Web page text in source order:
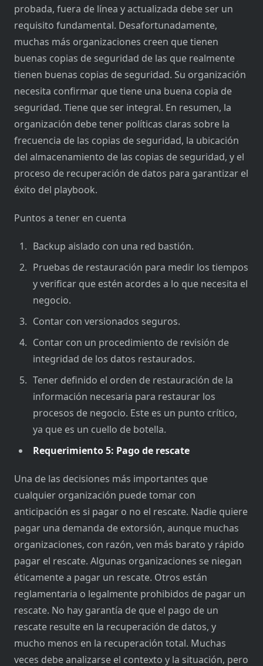
probada, fuera de línea y actualizada debe ser un
requisito fundamental. Desafortunadamente,
muchas más organizaciones creen que tienen
buenas copias de seguridad de las que realmente
tienen buenas copias de seguridad. Su organización
necesita confirmar que tiene una buena copia de
seguridad. Tiene que ser integral. En resumen, la
organización debe tener políticas claras sobre la
frecuencia de las copias de seguridad, la ubicación
del almacenamiento de las copias de seguridad, y el
proceso de recuperación de datos para garantizar el
éxito del playbook.
Puntos a tener en cuenta
Backup aislado con una red bastión.
Pruebas de restauración para medir los tiempos
y verificar que estén acordes a lo que necesita el
negocio.
Contar con versionados seguros.
Contar con un procedimiento de revisión de
integridad de los datos restaurados.
Tener definido el orden de restauración de la
información necesaria para restaurar los
procesos de negocio. Este es un punto crítico,
ya que es un cuello de botella.
Requerimiento 5: Pago de rescate
Una de las decisiones más importantes que
cualquier organización puede tomar con
anticipación es si pagar o no el rescate. Nadie quiere
pagar una demanda de extorsión, aunque muchas
organizaciones, con razón, ven más barato y rápido
pagar el rescate. Algunas organizaciones se niegan
éticamente a pagar un rescate. Otros están
reglamentaria o legalmente prohibidos de pagar un
rescate. No hay garantía de que el pago de un
rescate resulte en la recuperación de datos, y
mucho menos en la recuperación total. Muchas
veces debe analizarse el contexto y la situación, pero